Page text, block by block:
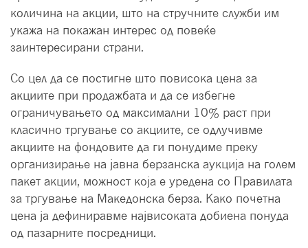
количина на акции, што на стручните служби им
укажа на покажан интерес од повеќе
заинтересирани страни.
Со цел да се постигне што повисока цена за
акциите при продажбата и да се избегне
ограничувањето од максимални 10% раст при
класично тргување со акциите, се одлучивме
акциите на фондовите да ги понудиме преку
организирање на јавна берзанска аукција на голем
пакет акции, можност која е уредена со Правилата
за тргување на Македонска берза. Како почетна
цена ја дефиниравме највисоката добиена понуда
од пазарните посредници.